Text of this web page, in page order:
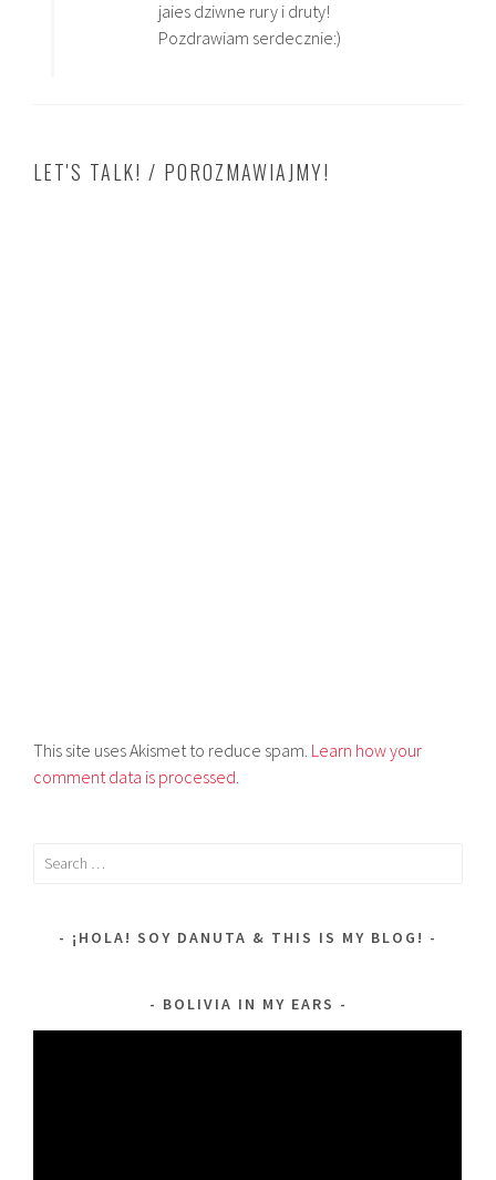
jaies dziwne rury i druty!
Pozdrawiam serdecznie:)
LET'S TALK! / POROZMAWIAJMY!
This site uses Akismet to reduce spam. Learn how your
comment data is processed.
Search
¡HOLA! SOY DANUTA & THIS IS MY BLOG!
BOLIVIA IN MY EARS